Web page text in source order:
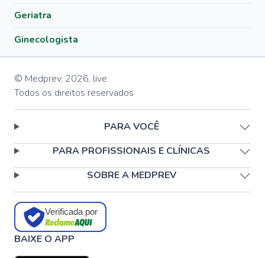
Geriatra
Ginecologista
© Medprev, 2026, live
Todos os direitos reservados
PARA VOCÊ
PARA PROFISSIONAIS E CLÍNICAS
SOBRE A MEDPREV
Verificada por
BAIXE O APP